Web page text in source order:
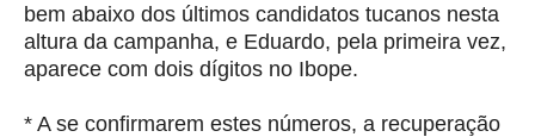
bem abaixo dos últimos candidatos tucanos nesta
altura da campanha, e Eduardo, pela primeira vez,
aparece com dois dígitos no Ibope.
* A se confirmarem estes números, a recuperação